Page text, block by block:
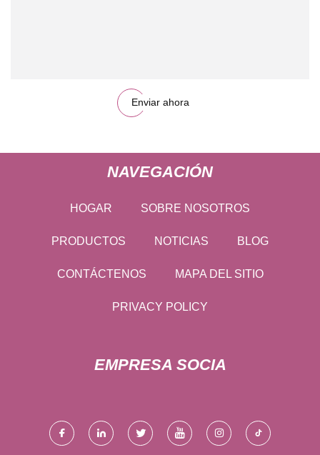
Enviar ahora
NAVEGACIÓN
HOGAR SOBRE NOSOTROS
PRODUCTOS NOTICIAS BLOG
CONTÁCTENOS MAPA DEL SITIO
PRIVACY POLICY
EMPRESA SOCIA